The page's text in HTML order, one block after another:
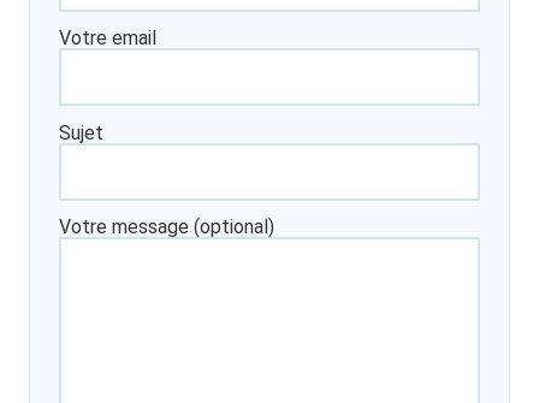
Votre email
Sujet
Votre message (optional)